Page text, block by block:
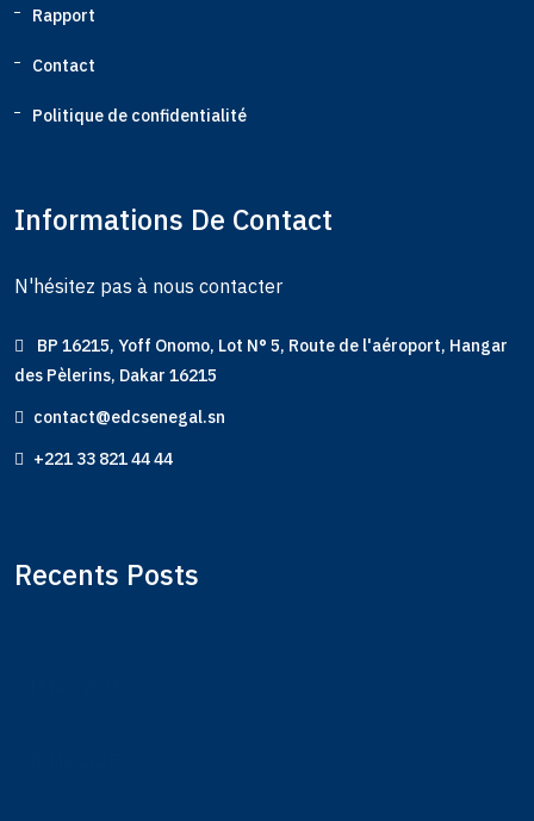
Rapport
Contact
Politique de confidentialité
Informations De Contact
N'hésitez pas à nous contacter
BP 16215, Yoff Onomo, Lot N° 5, Route de l'aéroport, Hangar
des Pèlerins, Dakar 16215
contact@edcsenegal.sn
+221 33 821 44 44
Recents Posts